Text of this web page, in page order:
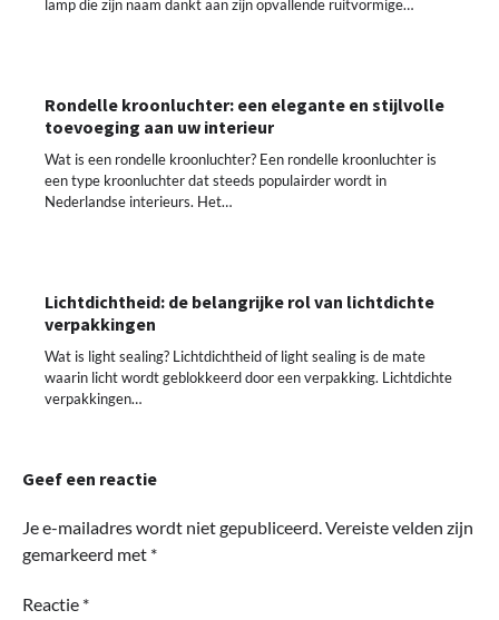
lamp die zijn naam dankt aan zijn opvallende ruitvormige…
Rondelle kroonluchter: een elegante en stijlvolle
toevoeging aan uw interieur
Wat is een rondelle kroonluchter? Een rondelle kroonluchter is
een type kroonluchter dat steeds populairder wordt in
Nederlandse interieurs. Het…
Lichtdichtheid: de belangrijke rol van lichtdichte
verpakkingen
Wat is light sealing? Lichtdichtheid of light sealing is de mate
waarin licht wordt geblokkeerd door een verpakking. Lichtdichte
verpakkingen…
Geef een reactie
Je e-mailadres wordt niet gepubliceerd.Vereiste velden zijn
gemarkeerd met *
Reactie *